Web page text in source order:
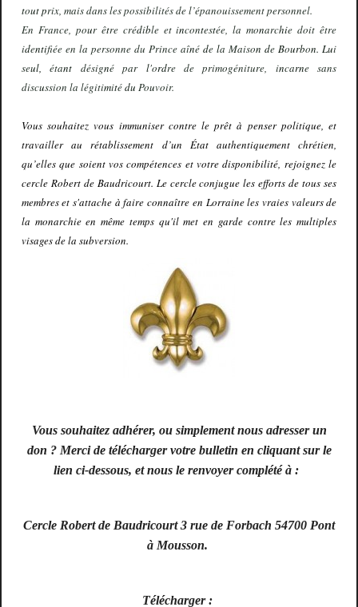
tout prix, mais dans les possibilités de l’épanouissement personnel.
En France, pour être crédible et incontestée, la monarchie doit être
identifiée en la personne du Prince aîné de la Maison de Bourbon. Lui
seul, étant désigné par l'ordre de primogéniture, incarne sans
discussion la légitimitédu Pouvoir.
Vous souhaitez vous immuniser contre le prêt à penser politique, et
travailler au rétablissement d’un État authentiquement chrétien,
qu’elles que soient vos compétences et votre disponibilité, rejoignez le
cercle Robert de Baudricourt. Le cercle conjugue les efforts de tous ses
membres et s'attache à faire connaître en Lorraine les vraies valeurs de
la monarchie en même temps qu'il met en garde contre les multiples
visages de la subversion.
Vous souhaitez adhérer, ou simplement nous adresser un
don ? Merci de télécharger votre bulletin en cliquant sur le
lien ci-dessous, et nous le renvoyer complété à :
Cercle Robert de Baudricourt 3 rue de Forbach 54700 Pont
à Mousson.
Télécharger :